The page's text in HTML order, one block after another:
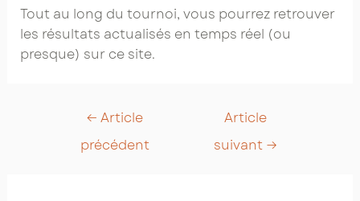
Tout au long du tournoi, vous pourrez retrouver
les résultats actualisés en temps réel (ou
presque) sur ce site.
← Article
précédent
Article
suivant →